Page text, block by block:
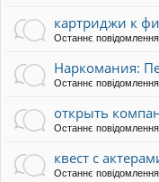
картриджи к
Останнє повідомлення
Наркомания:
Останнє повідомлення
открыть
Останнє повідомлення
квест с
Останнє повідомлення